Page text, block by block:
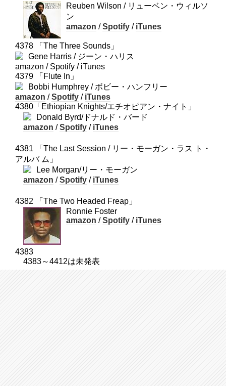
Reuben Wilson / リューベン・ウィルソ
ン
amazon /Spotify / iTunes
4378 「The Three Sounds」
Gene Harris / ジーン・ハリス
amazon / Spotify / iTunes
4379 「Flute In」
Bobbi Humphrey / ボビー・ハンフリー
amazon /Spotify / iTunes
4380「Ethiopian Knights/エチオピアン・ナイト」
Donald Byrd/ドナルド・バード
amazon /Spotify / iTunes
4381 「The Last Session / リー・モーガン・ラス ト・
アルバ ム」
Lee Morgan/リー・モーガン
amazon /Spotify / iTunes
4382 「The Two Headed Freap」
Ronnie Foster
amazon /Spotify / iTunes
4383
4383～4412は未発表